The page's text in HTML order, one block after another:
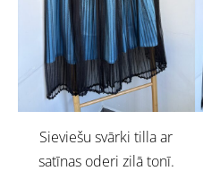
Sieviešu svārki tilla ar
satīnas oderi zilā tonī.